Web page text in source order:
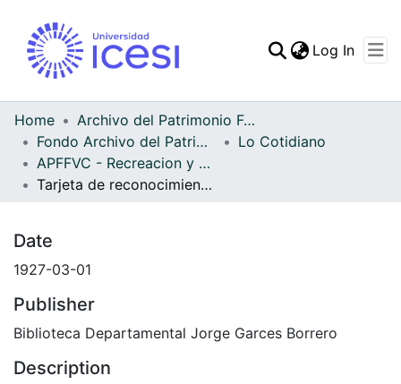
Statistics
Log In
Home
Archivo del Patrimonio Fotográfico y Fílmico del Valle del Cauca
Fondo Archivo del Patrimonio Fotográfico y Fílmico del Valle del Cauca
Lo Cotidiano
APFFVC - Recreacion y Paseo - Patrimonial
Tarjeta de reconocimiento a Horacio Castaño, de los "Excursionistas de los Andes"
Date
1927-03-01
Publisher
Biblioteca Departamental Jorge Garces Borrero
Description